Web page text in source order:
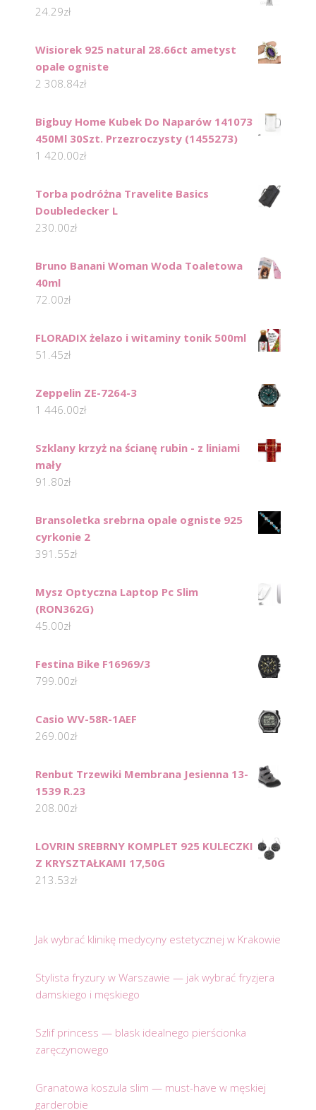
24.29zł
Wisiorek 925 natural 28.66ct ametyst
opale ogniste
2 308.84zł
Bigbuy Home Kubek Do Naparów 141073
450Ml 30Szt. Przezroczysty (1455273)
1 420.00zł
Torba podróżna Travelite Basics
Doubledecker L
230.00zł
Bruno Banani Woman Woda Toaletowa
40ml
72.00zł
FLORADIX żelazo i witaminy tonik 500ml
51.45zł
Zeppelin ZE-7264-3
1 446.00zł
Szklany krzyż na ścianę rubin - z liniami
mały
91.80zł
Bransoletka srebrna opale ogniste 925
cyrkonie 2
391.55zł
Mysz Optyczna Laptop Pc Slim
(RON362G)
45.00zł
Festina Bike F16969/3
799.00zł
Casio WV-58R-1AEF
269.00zł
Renbut Trzewiki Membrana Jesienna 13-
1539 R.23
208.00zł
LOVRIN SREBRNY KOMPLET 925 KULECZKI
Z KRYSZTAŁKAMI 17,50G
213.53zł
Jak wybrać klinikę medycyny estetycznej w Krakowie
Stylista fryzury w Warszawie — jak wybrać fryzjera
damskiego i męskiego
Szlif princess — blask idealnego pierścionka
zaręczynowego
Granatowa koszula slim — must-have w męskiej
garderobie